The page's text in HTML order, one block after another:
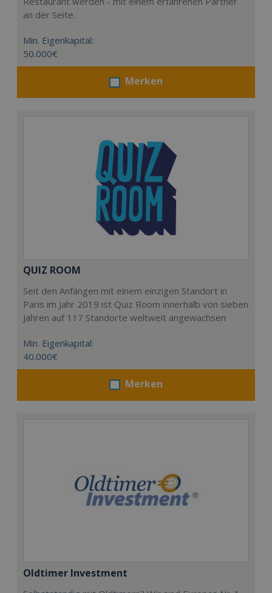
an der Seite.
Min. Eigenkapital:
50.000€
Merken
QUIZ ROOM
Seit den Anfängen mit einem einzigen Standort in
Paris im Jahr 2019 ist Quiz Room innerhalb von sieben
Jahren auf 117 Standorte weltweit angewachsen
Min. Eigenkapital:
40.000€
Merken
Oldtimer Investment